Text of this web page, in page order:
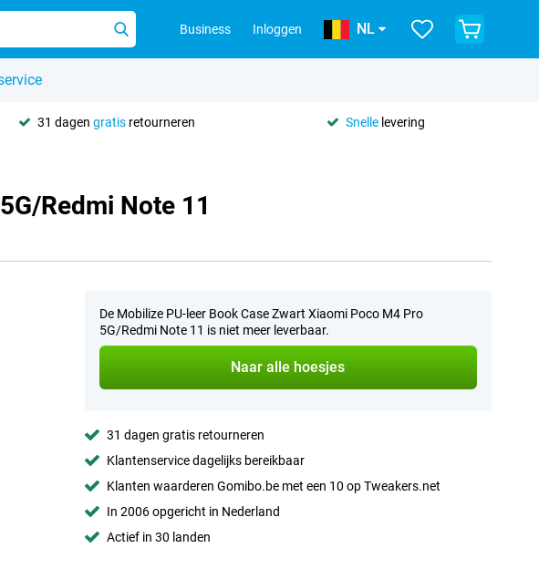
Business Inloggen NL
31 dagen gratisretourneren Snelle levering
Redmi Note 11
De Mobilize PU-leer Book Case Zwart Xiaomi Poco M4 Pro
5G/Redmi Note 11 is niet meer leverbaar.
Naar alle hoesjes
31 dagen gratis retourneren
Klantenservice dagelijks bereikbaar
Klanten waarderen Gomibo.be met een 10 op Tweakers.net
In 2006 opgericht in Nederland
Actief in 30 landen